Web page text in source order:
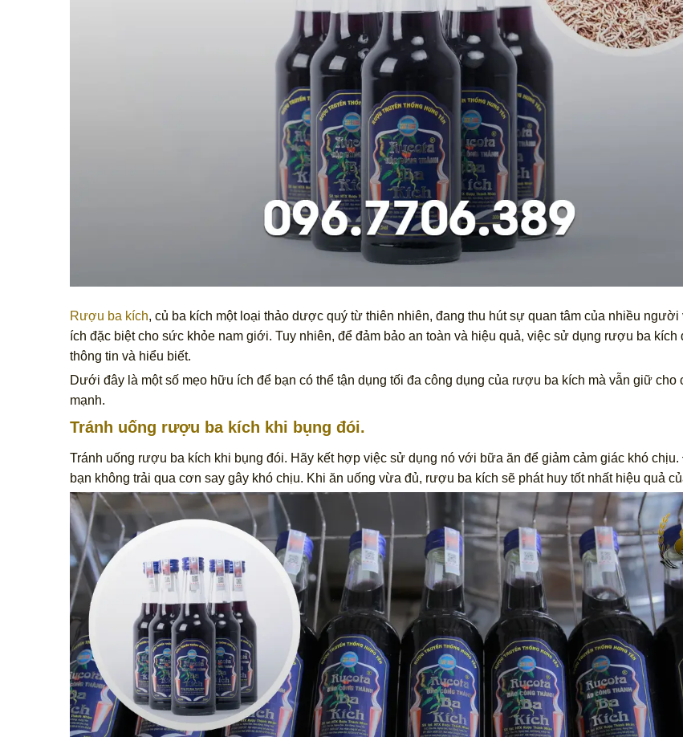
Rượu ba kích, củ ba kích một loại thảo dược quý từ thiên nhiên, đang thu hút sự quan tâm của nhiều
ích đặc biệt cho sức khỏe nam giới. Tuy nhiên, để đảm bảo an toàn và hiệu quả, việc sử dụng rượu ba kích
thông tin và hiểu biết.
Dưới đây là một số mẹo hữu ích để bạn có thể tận dụng tối đa công dụng của rượu ba kích mà vẫn giữ cho
mạnh.
Tránh uống rượu ba kích khi bụng đói.
Tránh uống rượu ba kích khi bụng đói. Hãy kết hợp việc sử dụng nó với bữa ăn để giảm cảm giác khó chịu.
bạn không trải qua cơn say gây khó chịu. Khi ăn uống vừa đủ, rượu ba kích sẽ phát huy tốt nhất hiệu quả